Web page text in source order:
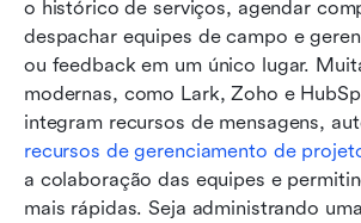
o histórico de serviços, agendar
despachar equipes de campo e
ou feedback em um único lugar.
modernas, como Lark, Zoho e
integram recursos de mensagens,
recursos de gerenciamento de
a colaboração das equipes e
mais rápidas. Seja administrando